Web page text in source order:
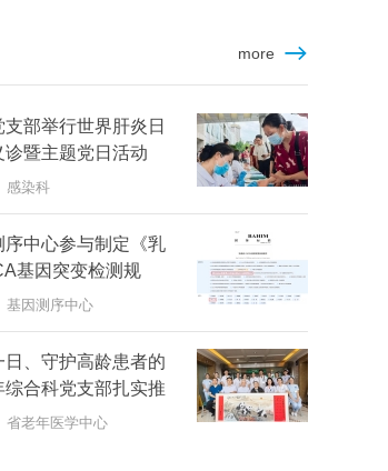
more
部举行世界肝炎日
诊暨主题党日活动
感染科
序中心参与制定《乳
基因突变检测规
准
基因测序中心
日、守护高龄患者的
综合科党支部扎实推
综合护航”党建品牌
省老年医学中心